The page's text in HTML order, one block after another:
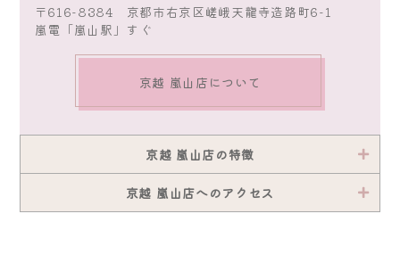
〒616-8384 京都市右京区嵯峨天龍寺造路町6-1
嵐電「嵐山駅」すぐ
京越 嵐山店について
京越 嵐山店の特徴
京越 嵐山店へのアクセス